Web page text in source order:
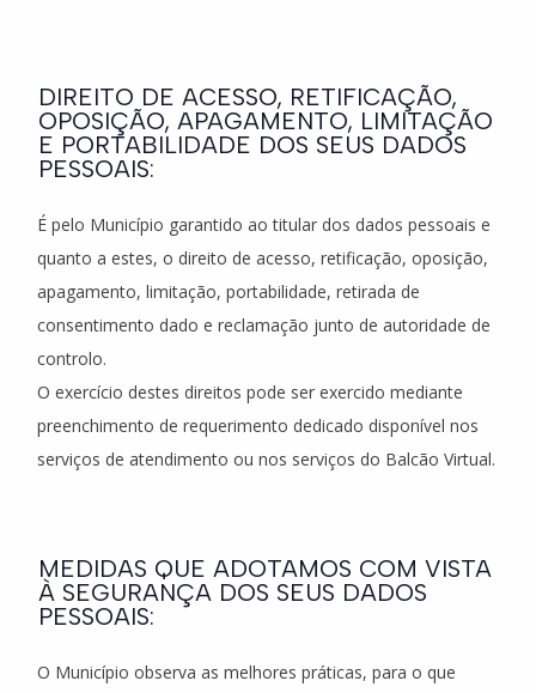
DIREITO DE ACESSO, RETIFICAÇÃO,
OPOSIÇÃO, APAGAMENTO, LIMITAÇÃO
E PORTABILIDADE DOS SEUS DADOS
PESSOAIS:
É pelo Município garantido ao titular dos dados pessoais e
quanto a estes, o direito de acesso, retificação, oposição,
apagamento, limitação, portabilidade, retirada de
consentimento dado e reclamação junto de autoridade de
controlo.
O exercício destes direitos pode ser exercido mediante
preenchimento de requerimento dedicado disponível nos
serviços de atendimento ou nos serviços do Balcão Virtual.
MEDIDAS QUE ADOTAMOS COM VISTA
À SEGURANÇA DOS SEUS DADOS
PESSOAIS:
O Município observa as melhores práticas, para o que